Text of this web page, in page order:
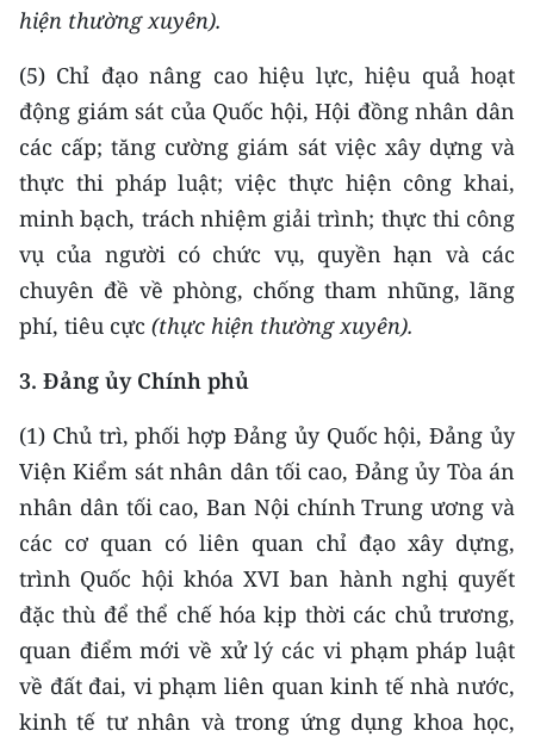
hiện thường xuyên).
(5) Chỉ đạo nâng cao hiệu lực, hiệu quả hoạt
động giám sát của Quốc hội, Hội đồng nhân dân
các cấp; tăng cường giám sát việc xây dựng và
thực thi pháp luật; việc thực hiện công khai,
minh bạch, trách nhiệm giải trình; thực thi công
vụ của người có chức vụ, quyền hạn và các
chuyên đề về phòng, chống tham nhũng, lãng
phí, tiêu cực (thực hiện thường xuyên).
3. Đảng ủy Chính phủ
(1) Chủ trì, phối hợp Đảng ủy Quốc hội, Đảng ủy
Viện Kiểm sát nhân dân tối cao, Đảng ủy Tòa án
nhân dân tối cao, Ban Nội chính Trung ương và
các cơ quan có liên quan chỉ đạo xây dựng,
trình Quốc hội khóa XVI ban hành nghị quyết
đặc thù để thể chế hóa kịp thời các chủ trương,
quan điểm mới về xử lý các vi phạm pháp luật
về đất đai, vi phạm liên quan kinh tế nhà nước,
kinh tế tư nhân và trong ứng dụng khoa học,